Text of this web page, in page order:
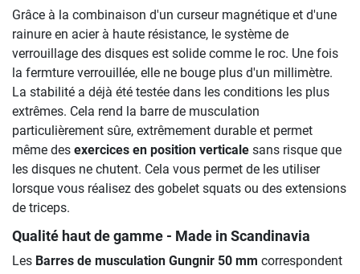
Grâce à la combinaison d'un curseur magnétique et d'une
rainure en acier à haute résistance, le système de
verrouillage des disques est solide comme le roc. Une fois
la fermture verrouillée, elle ne bouge plus d'un millimètre.
La stabilité a déjà été testée dans les conditions les plus
extrêmes. Cela rend la barre de musculation
particulièrement sûre, extrêmement durable et permet
même des exercices en position verticale sans risque que
les disques ne chutent. Cela vous permet de les utiliser
lorsque vous réalisez des gobelet squats ou des extensions
de triceps.
Qualité haut de gamme - Made in Scandinavia
Les Barres de musculation Gungnir 50 mm correspondent